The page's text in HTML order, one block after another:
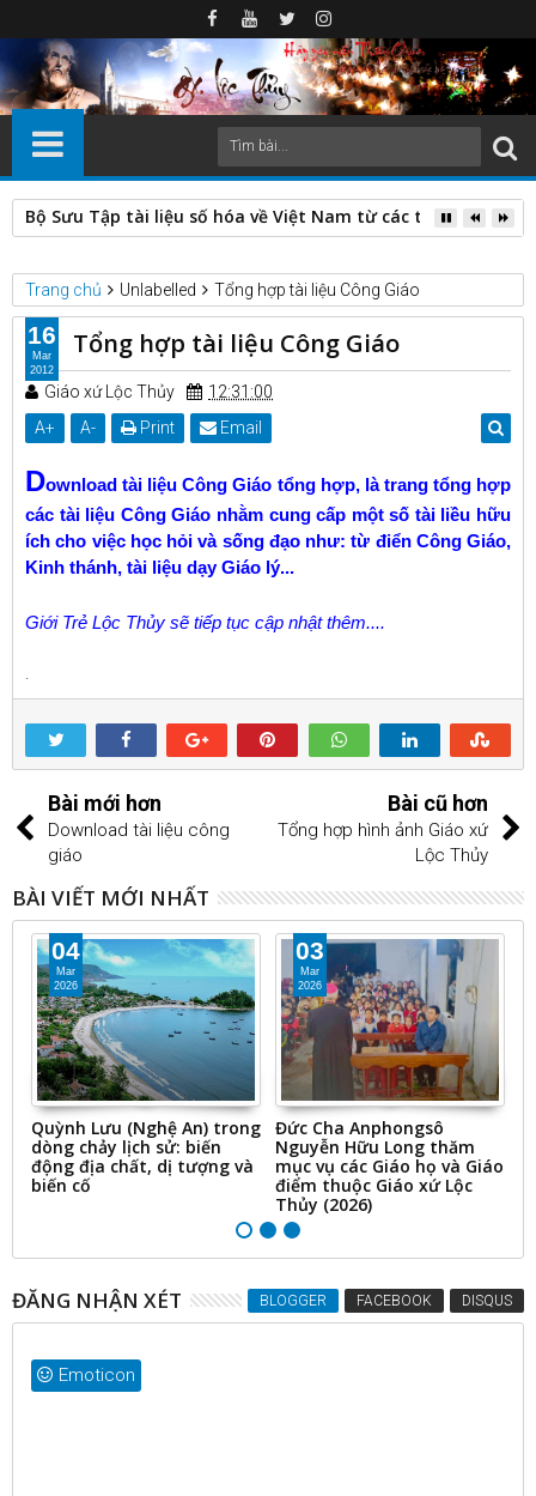
Bộ Sưu Tập tài liệu số hóa về Việt Nam từ các thư viện nước
Trang chủ Unlabelled Tổng hợp tài liệu Công Giáo
Tổng hợp tài liệu Công Giáo
Giáo xứ Lộc Thủy
12:31:00
A+ A- Print Email
Download tài liệu Công Giáo tổng hợp, là trang tổng hợp
các tài liệu Công Giáo nhằm cung cấp một số tài liều hữu
ích cho việc học hỏi và sống đạo như: từ điển Công Giáo,
Kinh thánh, tài liệu dạy Giáo lý...
Giới Trẻ Lộc Thủy sẽ tiếp tục cập nhật thêm....
.
16
Mar
2012
Bài mới hơn
Download tài liệu công
giáo
Bài cũ hơn
Tổng hợp hình ảnh Giáo xứ
Lộc Thủy
BÀI VIẾT MỚI NHẤT
04
Mar
2026
Quỳnh Lưu (Nghệ An) trong
dòng chảy lịch sử: biến
động địa chất, dị tượng và
biến cố
03
Mar
2026
Đức Cha Anphongsô
Nguyễn Hữu Long thăm
mục vụ các Giáo họ và Giáo
điểm thuộc Giáo xứ Lộc
Thủy (2026)
ĐĂNG NHẬN XÉT BLOGGER FACEBOOK DISQUS
Emoticon